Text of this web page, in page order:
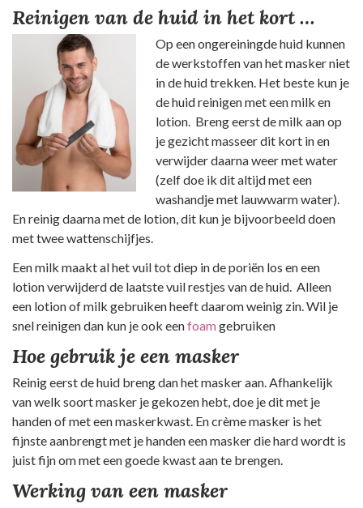
Reinigen van de huid in het kort …
Op een ongereiningde huid kunnen
de werkstoffen van het masker niet
in de huid trekken. Het beste kun je
de huid reinigen met een milk en
lotion. Breng eerst de milk aan op
je gezicht masseer dit kort in en
verwijder daarna weer met water
(zelf doe ik dit altijd met een
washandje met lauwwarm water).
En reinig daarna met de lotion, dit kun je bijvoorbeeld doen
met twee wattenschijfjes.
Een milk maakt al het vuil tot diep in de poriën los en een
lotion verwijderd de laatste vuil restjes van de huid. Alleen
een lotion of milk gebruiken heeft daarom weinig zin. Wil je
snel reinigen dan kun je ook eenfoamgebruiken
Hoe gebruik je een masker
Reinig eerst de huid breng dan het masker aan. Afhankelijk
van welk soort masker je gekozen hebt, doe je dit met je
handen of met een maskerkwast. En crème masker is het
fijnste aanbrengt met je handen een masker die hard wordt is
juist fijn om met een goede kwast aan te brengen.
Werking van een masker